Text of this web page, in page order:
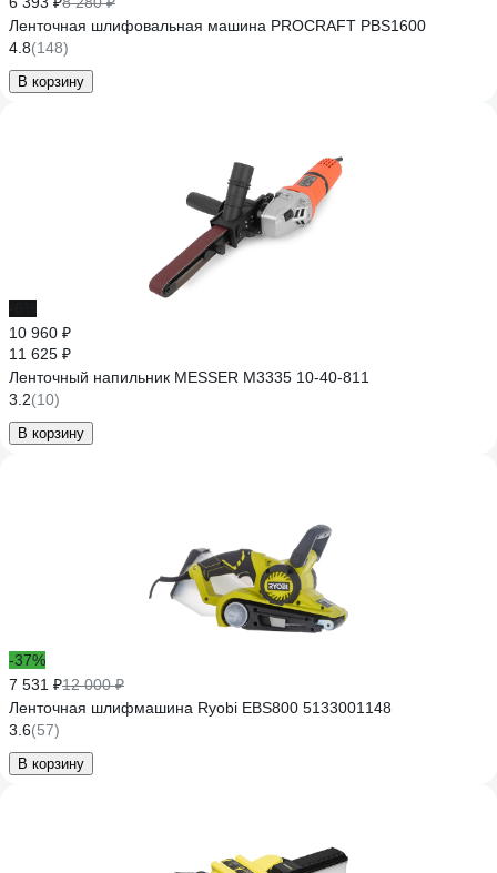
Ленточная шлифовальная машина PROCRAFT PBS1600
4.8(148)
В корзину
10 960 ₽
11 625 ₽
Ленточный напильник MESSER M3335 10-40-811
3.2(10)
В корзину
-37%
7 531 ₽12 000 ₽
Ленточная шлифмашина Ryobi EBS800 5133001148
3.6(57)
В корзину